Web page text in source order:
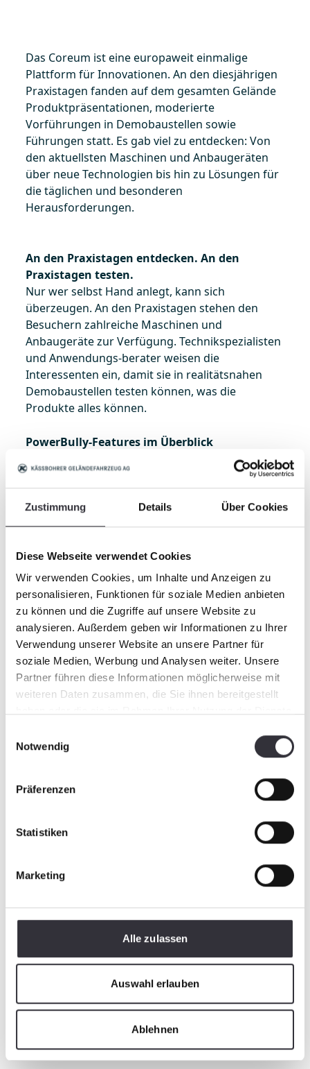
Zustimmung Details Über Cookies
Diese Webseite verwendet Cookies
Wir verwenden Cookies, um Inhalte und Anzeigen zu
personalisieren, Funktionen für soziale Medien anbieten
zu können und die Zugriffe auf unsere Website zu
analysieren. Außerdem geben wir Informationen zu Ihrer
Verwendung unserer Website an unsere Partner für
soziale Medien, Werbung und Analysen weiter. Unsere
Partner führen diese Informationen möglicherweise mit
weiteren Daten zusammen, die Sie ihnen bereitgestellt
Notwendig
Präferenzen
Statistiken
Marketing
Alle zulassen
Auswahl erlauben
Ablehnen
Das Coreum ist eine europaweit einmalige
Plattform für Innovationen. An den diesjährigen
Praxistagen fanden auf dem gesamten Gelände
Produktpräsentationen, moderierte
Vorführungen in Demobaustellen sowie
Führungen statt. Es gab viel zu entdecken: Von
den aktuellsten Maschinen und Anbaugeräten
über neue Technologien bis hin zu Lösungen für
die täglichen und besonderen
Herausforderungen.
An den Praxistagen entdecken. An den
Praxistagen testen.
Nur wer selbst Hand anlegt, kann sich
überzeugen. An den Praxistagen stehen den
Besuchern zahlreiche Maschinen und
Anbaugeräte zur Verfügung. Technikspezialisten
und Anwendungs-berater weisen die
Interessenten ein, damit sie in realitätsnahen
Demobaustellen testen können, was die
Produkte alles können.
PowerBully-Features im Überblick
Hohe Geländegängigkeit
Der niedrige Bodendruck gewährleistet
Mobile Basis für Bau und Instandhaltung
Von Pipelines, Strom- und Telefonleitungen
Für Transportarbeiten, Kranaufbauten,
Hebebühnen, Bohrgeräte und mehr
Qualität der Komponenten
Für höchste Zuverlässigkeit und
Einsatzsicherheit.
Den Zustand des Fahrzeugs jederzeit im
Blick
Intelligente Telemetrie – ein komplett neues
Feature im Kettennutzfahrzeugbereich
Mehr als 50 Jahre Erfahrung bei
Kettennutzfahrzeugen
Hohe Qualität, Made in Germany